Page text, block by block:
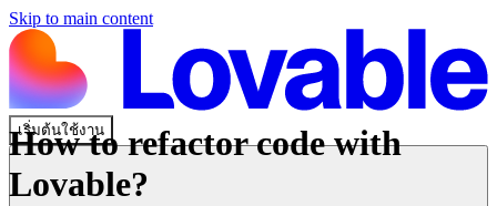
Skip to main content
เริ่มต้นใช้งาน
How to refactor code with
Lovable?